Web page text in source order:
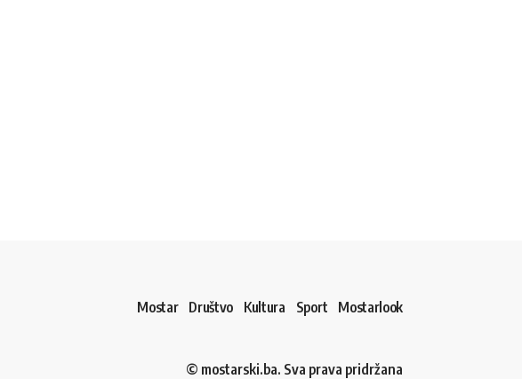
Mostar Društvo Kultura Sport Mostarlook
© mostarski.ba. Sva prava pridržana